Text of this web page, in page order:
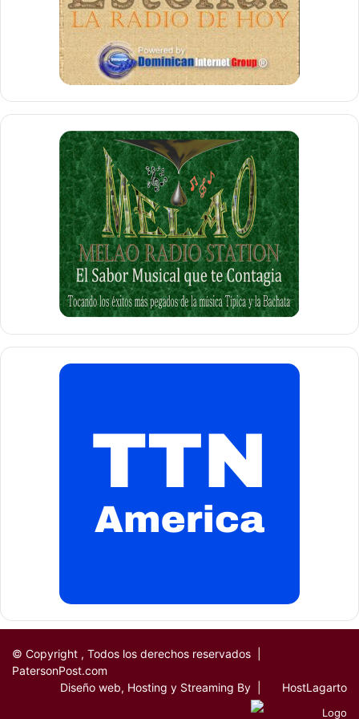
que le permita solucionar dichos daños.
Es importante conocer que las tasas de interés para los
préstamos hipotecarios que proveerá la SBS son tan bajas
acorde a los documentos que fueron entregados a los
propietarios afectados.
Los residentes y empresas o negocios que fueron
afectados, pueden llamar a la línea de Servicio al Cliente al
1-800-659-2955o visitar el Sitio Web de la SBA para
obtener más información sobre el referido programa y
saber cómo solicitar dichos préstamos.
© Copyright , Todos los derechos reservados |
PatersonPost.com
Diseño web, Hosting y Streaming By |
HostLagarto